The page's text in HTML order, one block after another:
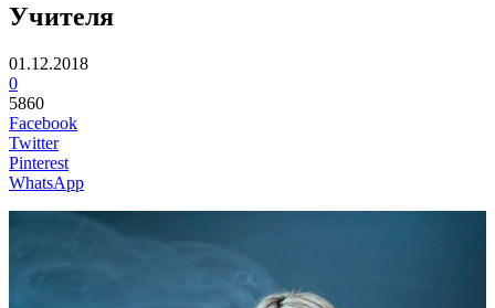
Учителя
01.12.2018
0
5860
Facebook
Twitter
Pinterest
WhatsApp